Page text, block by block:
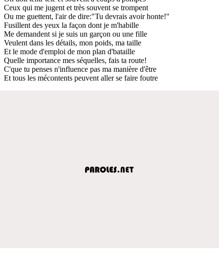
Ceux qui me jugent et très souvent se trompent
Ou me guettent, l'air de dire:"Tu devrais avoir honte!"
Fusillent des yeux la façon dont je m'habille
Me demandent si je suis un garçon ou une fille
Veulent dans les détails, mon poids, ma taille
Et le mode d'emploi de mon plan d'bataille
Quelle importance mes séquelles, fais ta route!
C'que tu penses n'influence pas ma manière d'être
Et tous les mécontents peuvent aller se faire foutre